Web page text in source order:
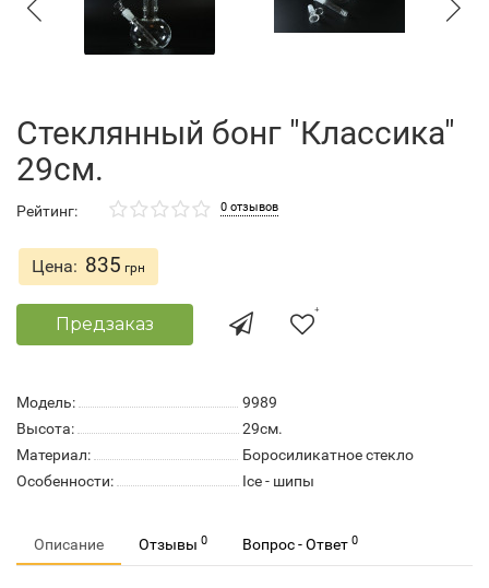
Стеклянный бонг "Классика"
29см.
Рейтинг: 0 отзывов
Цена: 835 грн
Предзаказ
Модель:
9989
Высота:
29см.
Материал:
Боросиликатное стекло
Особенности:
Ice - шипы
Описание Отзывы 0 Вопрос - Ответ 0